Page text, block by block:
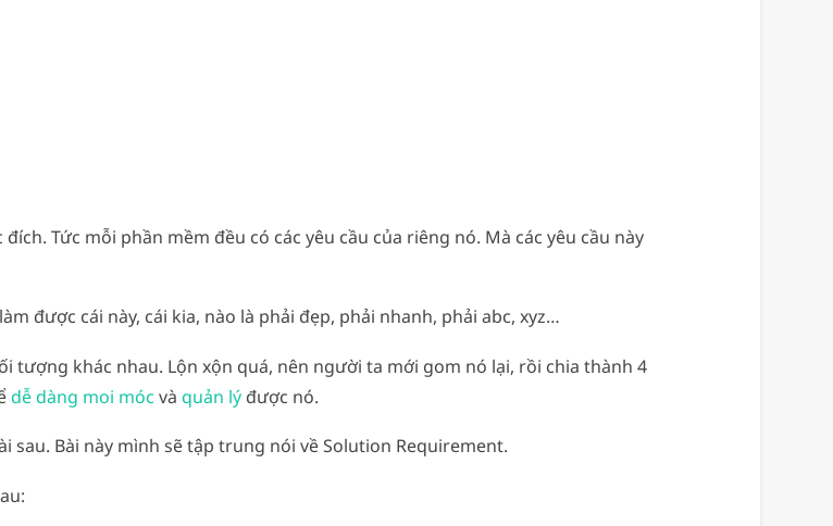
Tức mỗi phần mềm đều có các yêu cầu của riêng nó. Mà các yêu cầu này
được cái này, cái kia, nào là phải đẹp, phải nhanh, phải abc, xyz…
tượng khác nhau. Lộn xộn quá, nên người ta mới gom nó lại, rồi chia thành 4
dễ dàng moi móc và quản lýđược nó.
sau. Bài này mình sẽ tập trung nói về Solution Requirement.